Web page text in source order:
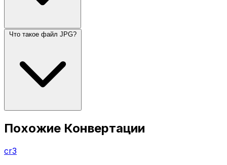
Что такое файл JPG?
Похожие Конвертации
cr3